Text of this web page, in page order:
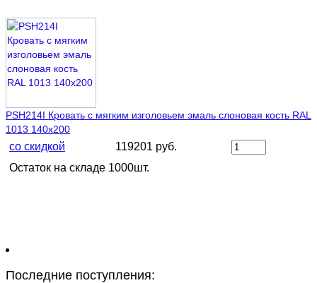
PSH214I Кровать с мягким изголовьем эмаль слоновая кость RAL
1013 140х200
со скидкой
119201 руб.
Остаток на складе 1000шт.
Последние поступления: